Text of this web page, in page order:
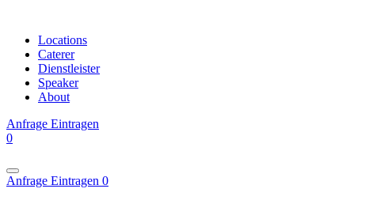
Locations
Caterer
Dienstleister
Speaker
About
Anfrage Eintragen
0
Anfrage Eintragen 0